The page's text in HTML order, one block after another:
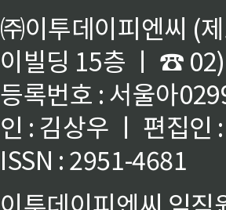
㈜이투데이피엔씨 (
이빌딩 15층 ㅣ ☎
등록번호 : 서울아
인 : 김상우 ㅣ 편집인
ISSN : 2951-4681